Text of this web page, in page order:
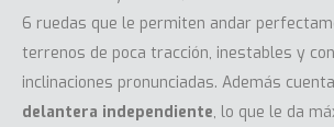
6 ruedas que le permiten andar
terrenos de poca tracción, inestables y
inclinaciones pronunciadas. Además
delantera independiente, lo que le da